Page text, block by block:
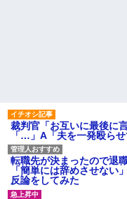
裁判官「お互いに最後に
「…」A「夫を一発殴ら
転職先が決まったので退
「簡単には辞めさせな
反論をしてみた